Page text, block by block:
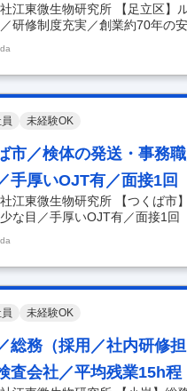
江東微生物研究所 【足立区】
研修制度充実／創業約70年の
界・業種未経験歓迎＞◆転勤無
容】 【創業約70年・従業員
界・業種未経験歓迎／入社後
べて既…
未経験OK
市／検体の発送・事務
手厚いOJT有／面接1回
江東微生物研究所 【つくば市
な目／手厚いOJT有／面接1回
歓迎・第二新卒歓迎＞残業少な
1000名以上、創業約70年の老
正社員登用率ほぼ100%】 ■業
未経験OK
総務（採用／社内研修
査会社／平均残業15h程